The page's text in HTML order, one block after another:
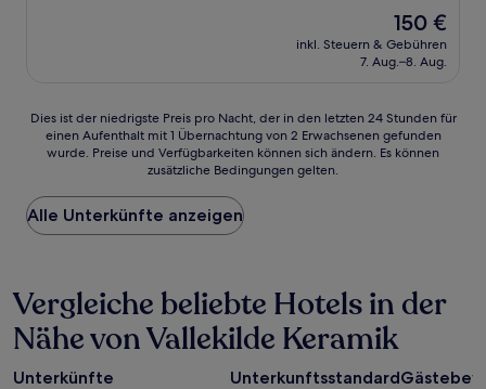
Der
Preis
beträgt
150 €
inkl. Steuern & Gebühren
7. Aug.–8. Aug.
Dies
der
Preis
pro
Nacht,
den
letzten
24 Stunden
für
einen
Dies ist der niedrigste Preis pro Nacht, der in den letzten 24 Stunden für
einen Aufenthalt mit 1 Übernachtung von 2 Erwachsenen gefunden
wurde. Preise und Verfügbarkeiten können sich ändern. Es können
zusätzliche Bedingungen gelten.
Alle Unterkünfte anzeigen
Vergleiche beliebte Hotels in der
Nähe von Vallekilde Keramik
Unterkünfte Unterkunftsstandard